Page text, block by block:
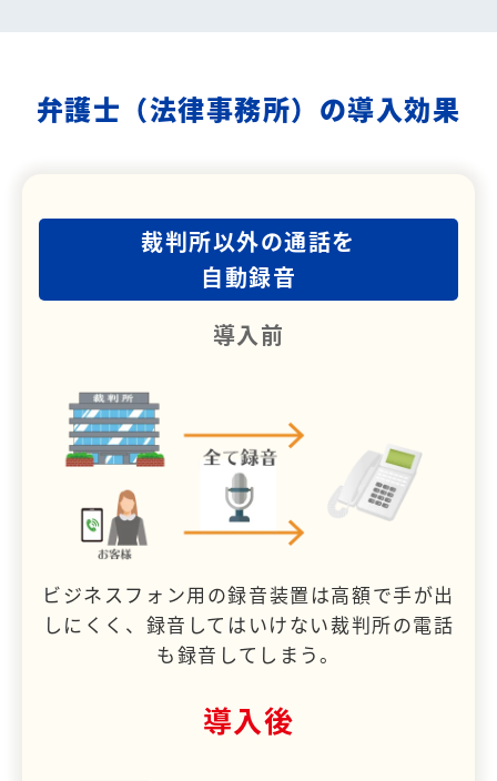
弁護士（法律事務所）の導入効果
裁判所以外の通話を
自動録音
導入前
ビジネスフォン用の録音装置は高額で手が出
しにくく、録音してはいけない裁判所の電話
も録音してしまう。
導入後